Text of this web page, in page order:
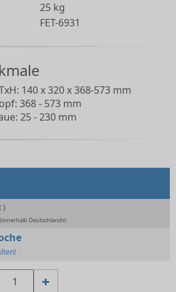
25 kg
FET-6931
140 x 320 x 368-573 mm
368 - 573 mm
25 - 230 mm
(innerhalb Deutschlands)